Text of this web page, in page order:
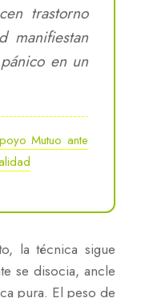
trastorno
manifiestan
en un
Mutuo ante
la técnica sigue
se disocia, ancle
pura. El peso de